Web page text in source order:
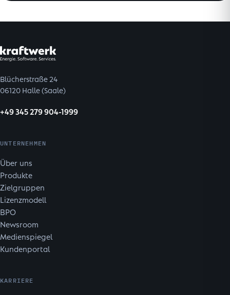
Blücherstraße 24
06120 Halle (Saale)
+49 345 279 904-1999
UNTERNEHMEN
Über uns
Produkte
Zielgruppen
Lizenzmodell
BPO
Newsroom
Medienspiegel
Kundenportal
KARRIERE